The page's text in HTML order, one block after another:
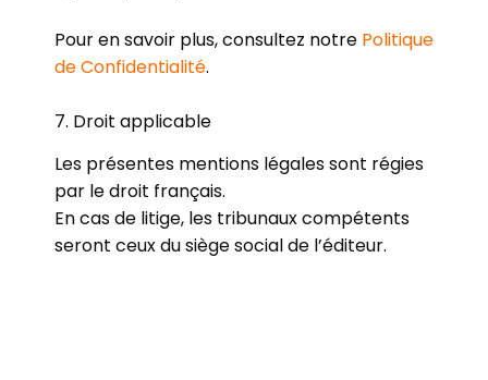
Pour en savoir plus, consultez notre Politique
de Confidentialité.
7. Droit applicable
Les présentes mentions légales sont régies
par le droit français.
En cas de litige, les tribunaux compétents
seront ceux du siège social de l’éditeur.